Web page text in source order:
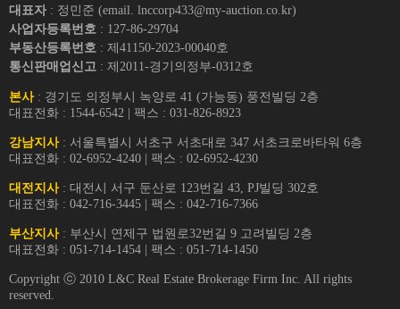
대표자 : 정민준 (email. lnccorp433@my-auction.co.kr)
사업자등록번호 : 127-86-29704
부동산등록번호 : 제41150-2023-00040호
통신판매업신고 : 제2011-경기의정부-0312호
본사: 경기도 의정부시 녹양로 41 (가능동) 풍전빌딩 2층
대표전화 : 1544-6542 | 팩스 : 031-826-8923
강남지사: 서울특별시 서초구 서초대로 347 서초크로바타워 6층
대표전화 : 02-6952-4240 | 팩스 : 02-6952-4230
대전지사: 대전시 서구 둔산로 123번길 43, PJ빌딩 302호
대표전화 : 042-716-3445 | 팩스 : 042-716-7366
부산지사: 부산시 연제구 법원로32번길 9 고려빌딩 2층
대표전화 : 051-714-1454 | 팩스 : 051-714-1450
Copyright ⓒ 2010 L&C Real Estate Brokerage Firm Inc. All rights
reserved.